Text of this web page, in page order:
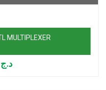
MULTIPLEXER
د.ج